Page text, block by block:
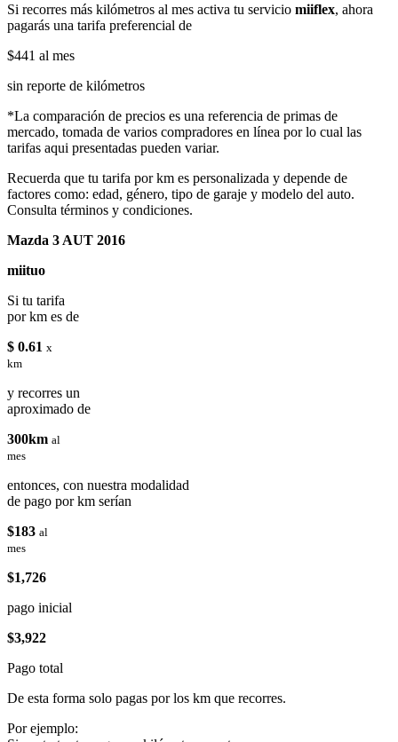
Si recorres más kilómetros al mes activa tu servicio miiflex, ahora
pagarás una tarifa preferencial de
$441 al mes
sin reporte de kilómetros
*La comparación de precios es una referencia de primas de
mercado, tomada de varios compradores en línea por lo cual las
tarifas aqui presentadas pueden variar.
Recuerda que tu tarifa por km es personalizada y depende de
factores como: edad, género, tipo de garaje y modelo del auto.
Consulta términos y condiciones.
Mazda 3 AUT 2016
miituo
Si tu tarifa
por km es de
$ 0.61 x
km
y recorres un
aproximado de
300km al
mes
entonces, con nuestra modalidad
de pago por km serían
$183 al
mes
$1,726
pago inicial
$3,922
Pago total
De esta forma solo pagas por los km que recorres.
Por ejemplo: